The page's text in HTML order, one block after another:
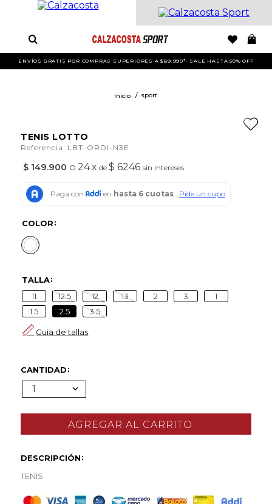
ENVÍOS GRATIS POR COMPRAS SUPERIORES A $89.990*- SALE HASTA 50% OFF
sport
TENIS LOTTO
Referencia : LBT-ORDI-N3E
$ 149.900 O 24x de$ 6246 sin intereses
COLOR
TALLA
11 12.5 12 13 2 3
1
1.5
2.5 3.5
Guia de tallas
CANTIDAD
1
DESCRIPCIÓN
TENIS